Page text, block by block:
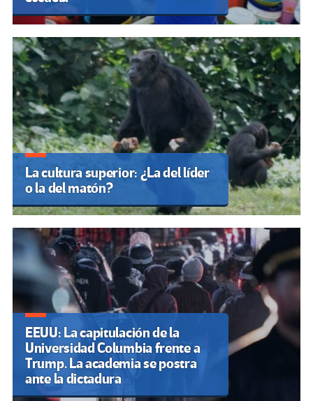
La cultura superior: ¿La del líder
o la del matón?
EEUU: La capitulación de la
Universidad Columbia frente a
Trump. La academia se postra
ante la dictadura